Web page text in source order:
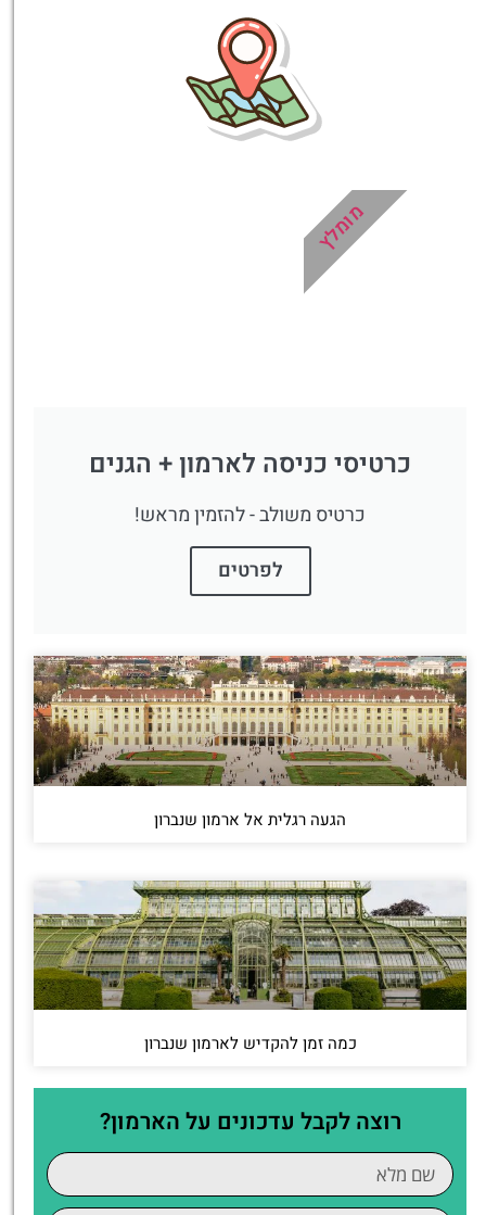
הדרכה מקצועית
ואינפורמטיבית במיוחד
עבורכם!
לחצו פה!
כרטיסי כניסה לארמון + הגנים
כרטיס משולב - להזמין מראש!
לפרטים
מומלץ
הגעה רגלית אל ארמון שנברון
כמה זמן להקדיש לארמון שנברון
רוצה לקבל עדכונים על הארמון?